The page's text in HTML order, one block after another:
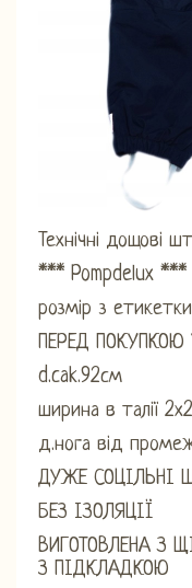
Технічні дощові
*** Pompdelux ***
розмір з
ПЕРЕД ПОКУПКОЮ
d.cak.92см
ширина в талії
д.нога від
ДУЖЕ СОЦІЛЬНІ
БЕЗ ІЗОЛЯЦІЇ
ВИГОТОВЛЕНА З
З ПІДКЛАДКОЮ